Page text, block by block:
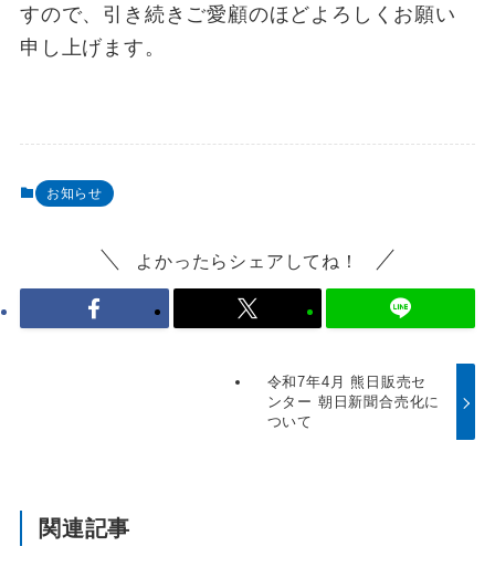
すので、引き続きご愛顧のほどよろしくお願い
申し上げます。
お知らせ
よかったらシェアしてね！
令和7年4月 熊日販売セ
ンター 朝日新聞合売化に
ついて
関連記事